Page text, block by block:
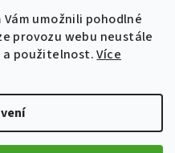
umožnili pohodlné
provozu webu neustále
a použitelnost.Více